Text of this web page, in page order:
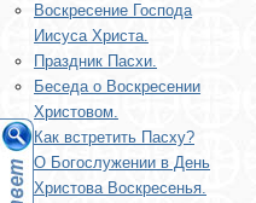
Воскреcение Господа
Иисуса Христа.
Праздник Пасхи.
Беседа о Воскресении
Христовом.
Как встретить Пасху?
О Богослужении в День
Христова Воскресенья.